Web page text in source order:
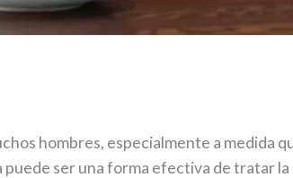
hombres, especialmente a medida
ser una forma efectiva de tratar